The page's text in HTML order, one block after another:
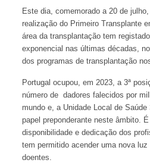
Este dia, comemorado a 20 de
realização do Primeiro Transplante
área da transplantação tem
exponencial nas últimas décadas,
dos programas de transplantação
Portugal ocupou, em 2023, a 3ª
número de dadores falecidos por
mundo e, a Unidade Local de
papel preponderante neste âmbito.
disponibilidade e dedicação dos
tem permitido acender uma nova
doentes.